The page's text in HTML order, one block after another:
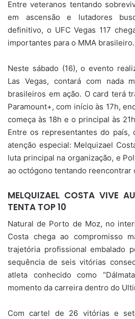
Entre veteranos tentando
em ascensão e lutadores
definitivo, o UFC Vegas 117
importantes para o MMA brasileiro.
Neste sábado (16), o evento
Las Vegas, contará com nada
brasileiros em ação. O card terá
Paramount+, com início às 17h,
começa às 18h e o principal às
Entre os representantes do país,
atenção especial: Melquizael
luta principal na organização, e
ao octógono tentando reencontrar
MELQUIZAEL COSTA VIVE
TENTA TOP 10
Natural de Porto de Moz, no
Costa chega ao compromisso
trajetória profissional embalado
sequência de seis vitórias
atleta conhecido como
momento da carreira dentro do
Com cartel de 26 vitórias e